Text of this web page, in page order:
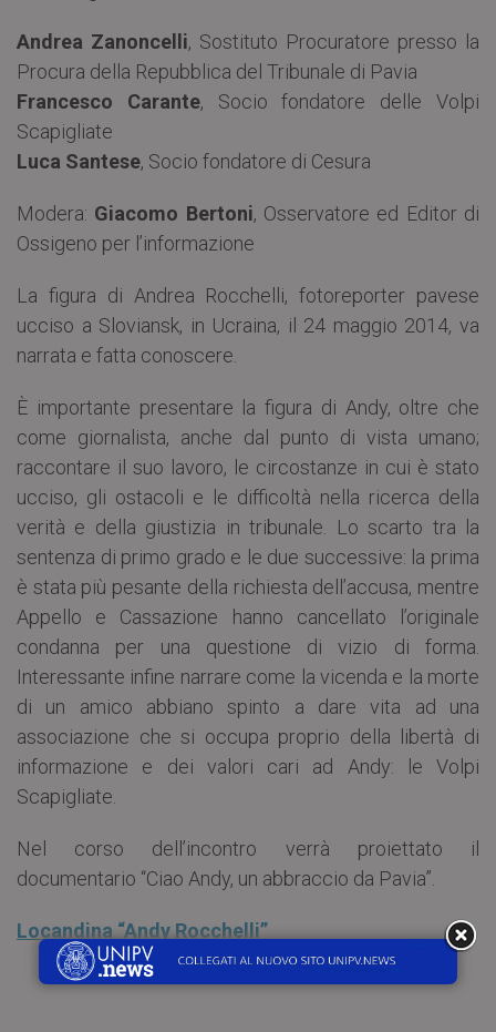
Andrea Zanoncelli, Sostituto Procuratore presso la
Procura della Repubblica del Tribunale di Pavia
Francesco Carante, Socio fondatore delle Volpi
Scapigliate
Luca Santese, Socio fondatore di Cesura
Modera: Giacomo Bertoni, Osservatore ed Editor di
Ossigeno per l’informazione
La figura di Andrea Rocchelli, fotoreporter pavese
ucciso a Sloviansk, in Ucraina, il 24 maggio 2014, va
narrata e fatta conoscere.
È importante presentare la figura di Andy, oltre che
come giornalista, anche dal punto di vista umano;
raccontare il suo lavoro, le circostanze in cui è stato
ucciso, gli ostacoli e le difficoltà nella ricerca della
verità e della giustizia in tribunale. Lo scarto tra la
sentenza di primo grado e le due successive: la prima
è stata più pesante della richiesta dell’accusa, mentre
Appello e Cassazione hanno cancellato l’originale
condanna per una questione di vizio di forma.
Interessante infine narrare come la vicenda e la morte
di un amico abbiano spinto a dare vita ad una
associazione che si occupa proprio della libertà di
informazione e dei valori cari ad Andy: le Volpi
Scapigliate.
Nel corso dell’incontro verrà proiettato il
documentario “Ciao Andy, un abbraccio da Pavia”.
Locandina “Andy Rocchelli”